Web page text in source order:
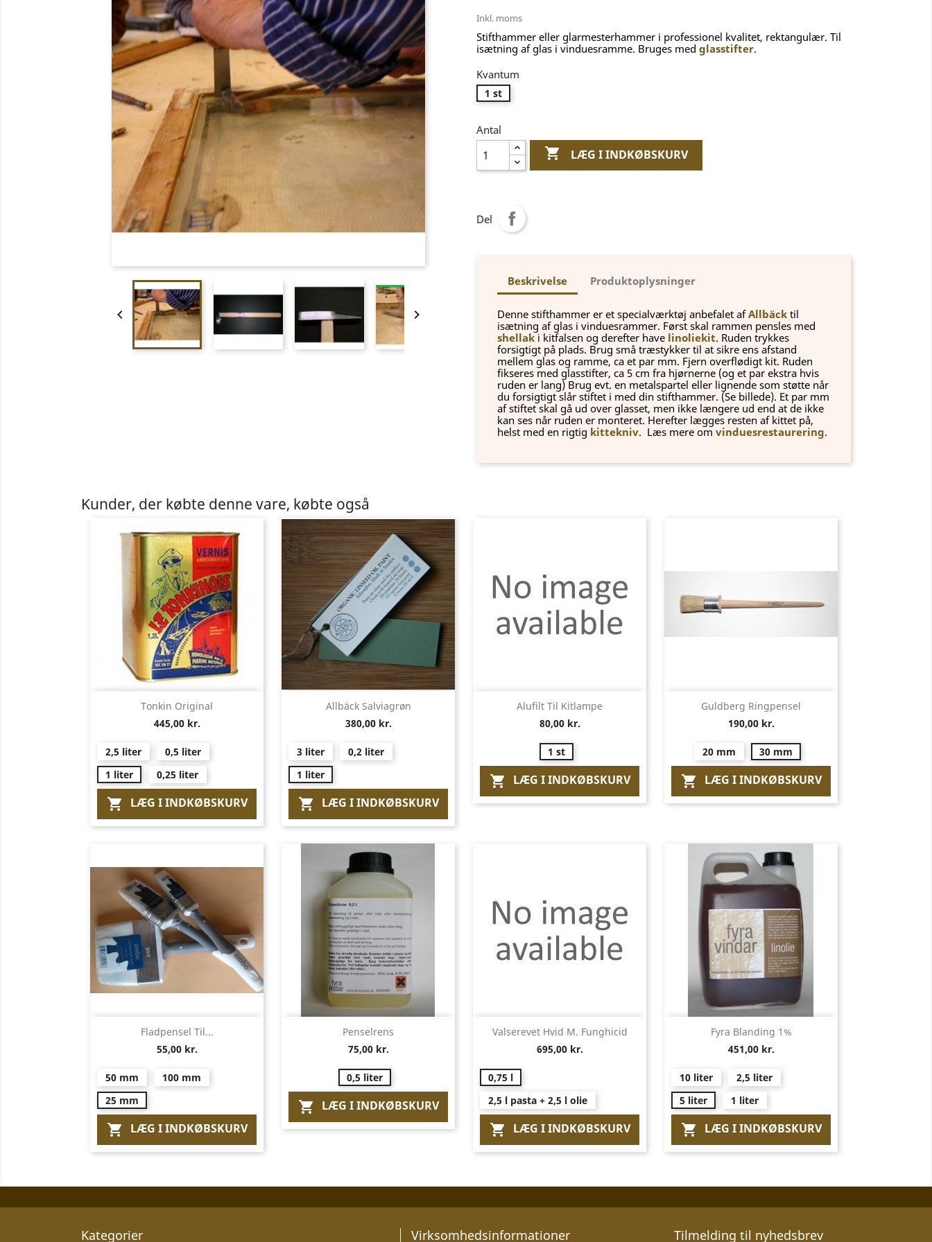
 
Inkl. moms
Stifthammer eller glarmesterhammer i professionel kvalitet, rektangulær. Til
isætning af glas i vinduesramme. Bruges med glasstifter.
Kvantum
1 st
Antal
 LÆG I INDKØBSKURV
Del
Beskrivelse Produktoplysninger
Denne stifthammer er et specialværktøj anbefalet afAllbäck til
isætning af glas i vinduesrammer. Først skal rammen pensles med
shellaki kitfalsen og derefter have linoliekit. Ruden trykkes
forsigtigt på plads. Brug små træstykker til at sikre ens afstand
mellem glas og ramme, ca et par mm. Fjern overflødigt kit. Ruden
fikseres med glasstifter, ca 5 cm fra hjørnerne (og et par ekstra hvis
ruden er lang) Brug evt. en metalspartel eller lignende som støtte når
du forsigtigt slår stiftet i med din stifthammer. (Se billede). Et par mm
af stiftet skal gå ud over glasset, men ikke længere ud end at de ikke
kan ses når ruden er monteret. Herefter lægges resten af kittet på,
helst med en rigtig kittekniv. Læs mere om vinduesrestaurering.
Kunder, der købte denne vare, købte også
Vis her
Tonkin Original
445,00 kr.
2,5 liter
0,5 liter
1 liter
0,25 liter
 LÆG I INDKØBSKURV
Vis her
Allbäck Salviagrøn
380,00 kr.
3 liter
0,2 liter
1 liter
 LÆG I INDKØBSKURV
Vis her
Alufilt Til Kitlampe
80,00 kr.
1 st
 LÆG I INDKØBSKURV
Vis her
Guldberg Ringpensel
190,00 kr.
20 mm 30 mm
 LÆG I INDKØBSKURV
Vis her
Fladpensel Til...
55,00 kr.
50 mm
100 mm
25 mm
 LÆG I INDKØBSKURV
Vis her
Penselrens
75,00 kr.
0,5 liter
 LÆG I INDKØBSKURV
Vis her
Valserevet Hvid M. Funghicid
695,00 kr.
0,75 l
2,5 l pasta + 2,5 l olie
 LÆG I INDKØBSKURV
Vis her
Fyra Blanding 1%
451,00 kr.
10 liter
2,5 liter
5 liter
1 liter
 LÆG I INDKØBSKURV
Kategorier Virksomhedsinformationer Tilmelding til nyhedsbrev